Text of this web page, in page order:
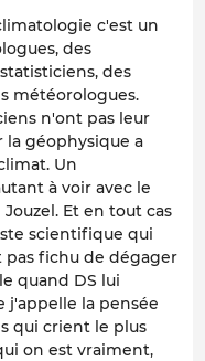
c'est un
des
des
météorologues.
n'ont pas leur
la géophysique a
Un
à voir avec le
Et en tout cas
scientifique qui
pas fichu de dégager
quand DS lui
j'appelle la pensée
qui crient le plus
on est vraiment,